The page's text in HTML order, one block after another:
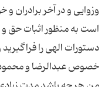
وزوایی و در آخر برادران و
است به منظور اثبات حق
دستورات الهى را فراگیرید
خصوص عبدالرضا و